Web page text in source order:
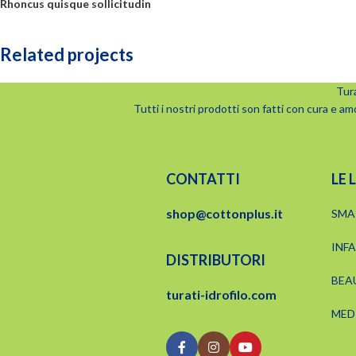
Rhoncus quisque sollicitudin
Related projects
Tutti i nostri prodotti son fatti con cura e
CONTATTI
shop@cottonplus.it
DISTRIBUTORI
turati-idrofilo.com
LE